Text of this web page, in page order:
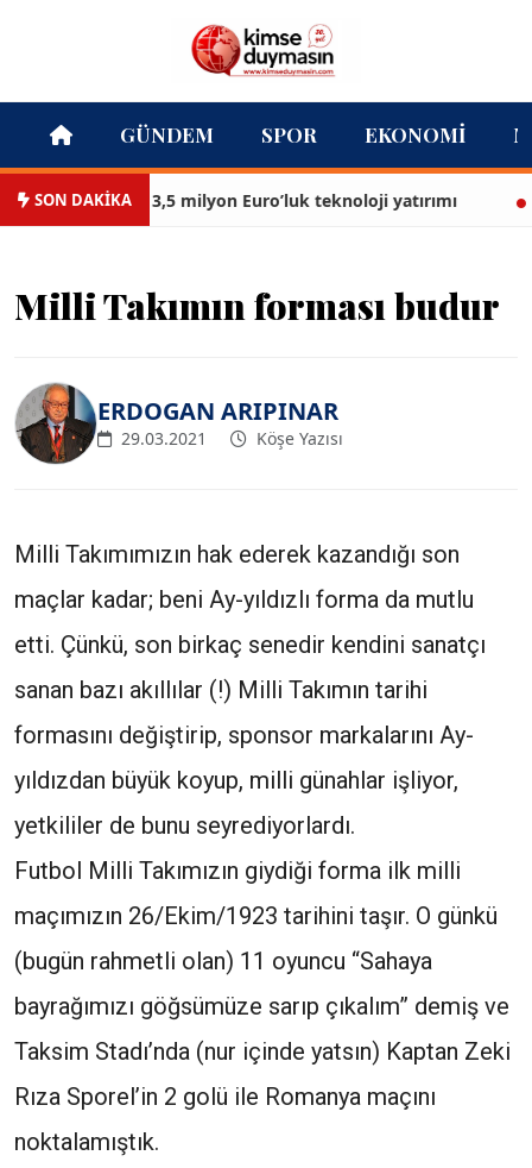
GÜNDEM SPOR EKONOMI
SON DAKİKA
İtfaiyesi’ne 13,5 milyon Euro’luk teknoloji yatırımı
Milli Takımın forması budur
ERDOGAN ARIPINAR
29.03.2021 Köşe Yazısı
Milli Takımımızın hak ederek kazandığı son
maçlar kadar; beni Ay-yıldızlı forma da mutlu
etti. Çünkü, son birkaç senedir kendini sanatçı
sanan bazı akıllılar (!) Milli Takımın tarihi
formasını değiştirip, sponsor markalarını Ay-
yıldızdan büyük koyup, milli günahlar işliyor,
yetkililer de bunu seyrediyorlardı.
Futbol Milli Takımızın giydiği forma ilk milli
maçımızın 26/Ekim/1923 tarihini taşır. O günkü
(bugün rahmetli olan) 11 oyuncu “Sahaya
bayrağımızı göğsümüze sarıp çıkalım” demiş ve
Taksim Stadı’nda (nur içinde yatsın) Kaptan Zeki
Rıza Sporel’in 2 golü ile Romanya maçını
noktalamıştık.